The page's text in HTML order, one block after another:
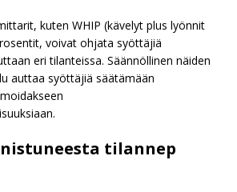
kuten WHIP (kävelyt plus lyönnit
voivat ohjata syöttäjiä
eri tilanteissa. Säännöllinen näiden
auttaa syöttäjiä säätämään
tilannep